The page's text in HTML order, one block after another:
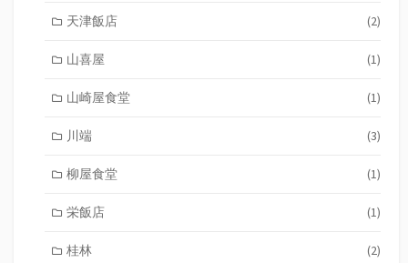
天津飯店 (2)
山喜屋 (1)
山崎屋食堂 (1)
川端 (3)
柳屋食堂 (1)
栄飯店 (1)
桂林 (2)